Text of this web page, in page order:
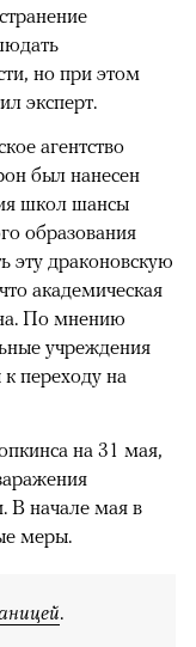
но при этом
эксперт.
агентство
был нанесен
школ шансы
образования
эту драконовскую
академическая
По мнению
учреждения
переходу на
на 31 мая,
В начале мая в
меры.
.